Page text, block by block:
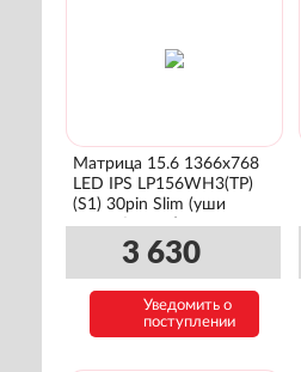
Матрица 15.6 1366x768
LED IPS LP156WH3(TP)
(S1) 30pin Slim (уши
сверху\снизу)
3 630
Уведомить о
поступлении